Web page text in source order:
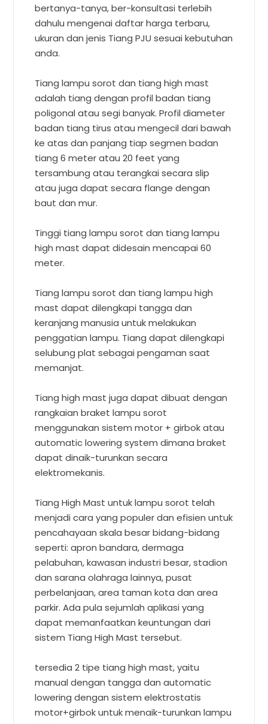
bertanya-tanya, ber-konsultasi terlebih
dahulu mengenai daftar harga terbaru,
ukuran dan jenis Tiang PJU sesuai kebutuhan
anda.
Tiang lampu sorot dan tiang high mast
adalah tiang dengan profil badan tiang
poligonal atau segi banyak. Profil diameter
badan tiang tirus atau mengecil dari bawah
ke atas dan panjang tiap segmen badan
tiang 6 meter atau 20 feet yang
tersambung atau terangkai secara slip
atau juga dapat secara flange dengan
baut dan mur.
Tinggi tiang lampu sorot dan tiang lampu
high mast dapat didesain mencapai 60
meter.
Tiang lampu sorot dan tiang lampu high
mast dapat dilengkapi tangga dan
keranjang manusia untuk melakukan
penggatian lampu. Tiang dapat dilengkapi
selubung plat sebagai pengaman saat
memanjat.
Tiang high mast juga dapat dibuat dengan
rangkaian braket lampu sorot
menggunakan sistem motor + girbok atau
automatic lowering system dimana braket
dapat dinaik-turunkan secara
elektromekanis.
Tiang High Mast untuk lampu sorot telah
menjadi cara yang populer dan efisien untuk
pencahayaan skala besar bidang-bidang
seperti: apron bandara, dermaga
pelabuhan, kawasan industri besar, stadion
dan sarana olahraga lainnya, pusat
perbelanjaan, area taman kota dan area
parkir. Ada pula sejumlah aplikasi yang
dapat memanfaatkan keuntungan dari
sistem Tiang High Mast tersebut.
tersedia 2 tipe tiang high mast, yaitu
manual dengan tangga dan automatic
lowering dengan sistem elektrostatis
motor+girbok untuk menaik-turunkan lampu